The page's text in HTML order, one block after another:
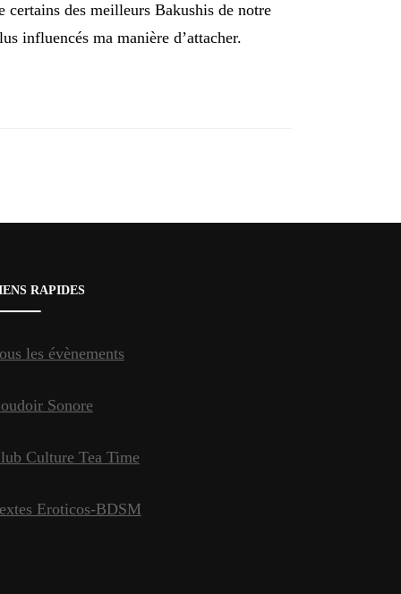
certains des meilleurs Bakushis de notre
influencés ma manière d’attacher.
RAPIDES
les évènements
Sonore
Culture Tea Time
Eroticos-BDSM